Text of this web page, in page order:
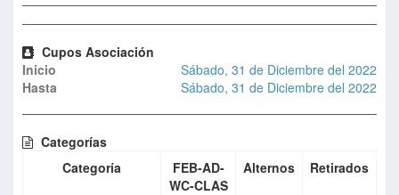
Cupos Asociación
Inicio
Sábado, 31 de Diciembre del 2022
Hasta
Sábado, 31 de Diciembre del 2022
Categorías
Categoría
FEB-AD-
WC-CLAS
Alternos Retirados